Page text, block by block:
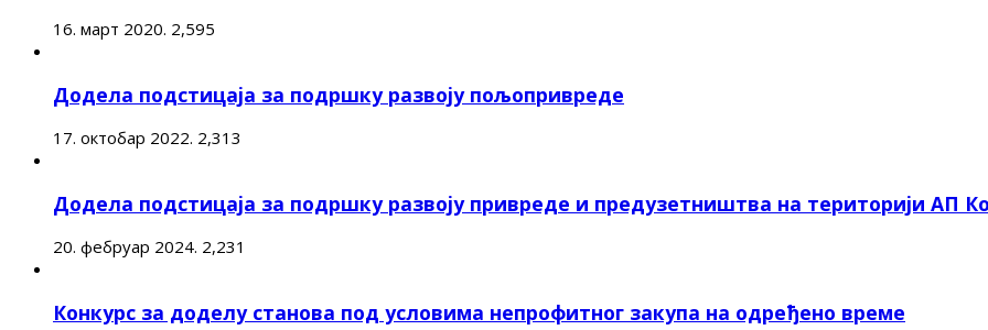
16. март 2020. 2,595
Додела подстицаја за подршку развоју пољопривреде
17. октобар 2022. 2,313
Додела подстицаја за подршку развоју привреде и предузетништва на територији АП
20. фебруар 2024. 2,231
Конкурс за доделу станова под условима непрофитног закупа на одређено време